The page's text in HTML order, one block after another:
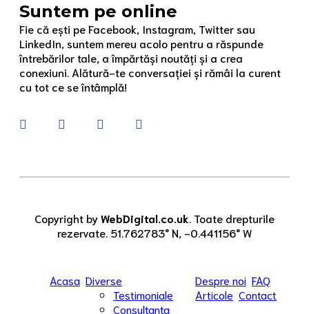
Suntem pe online
Fie că ești pe Facebook, Instagram, Twitter sau
LinkedIn, suntem mereu acolo pentru a răspunde
întrebărilor tale, a împărtăși noutăți și a crea
conexiuni. Alătură-te conversației și rămâi la curent
cu tot ce se întâmplă!
Copyright byWebDigital.co.uk . Toate drepturile
rezervate. 51.762783° N, -0.441156° W
Acasa Diverse
Testimoniale
Consultanta
Despre noi FAQ
Articole Contact